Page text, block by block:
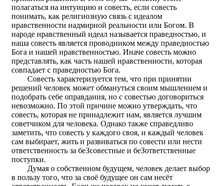
полагаться на интуицию и совесть, если совесть
понимать, как религиозную связь с идеалом
нравственности надмирной реальности или Богом. В
народе нравственный идеал называется праведностью, и
наша совесть является проводником между праведностью
Бога и нашей нравственностью. Иначе совесть можно
представлять, как часть нашей нравственности, которая
совпадает с праведностью Бога.
Совесть характеризуется тем, что при принятии
решений человек может обмануться своим мышлением и
подобрать себе оправдания, но с совестью договориться
невозможно. По этой причине можно утверждать, что
совесть, которая не принадлежит нам, является лучшим
советчиком для человека. Однако также справедливо
заметить, что совесть у каждого своя, и каждый человек
сам выбирает, жить и развиваться по совести или нести
ответственность за беЗсовестные и беЗответственные
поступки.
Думая о собственном будущем, человек делает выбор
в пользу того, что за своё будущее он сам несёт